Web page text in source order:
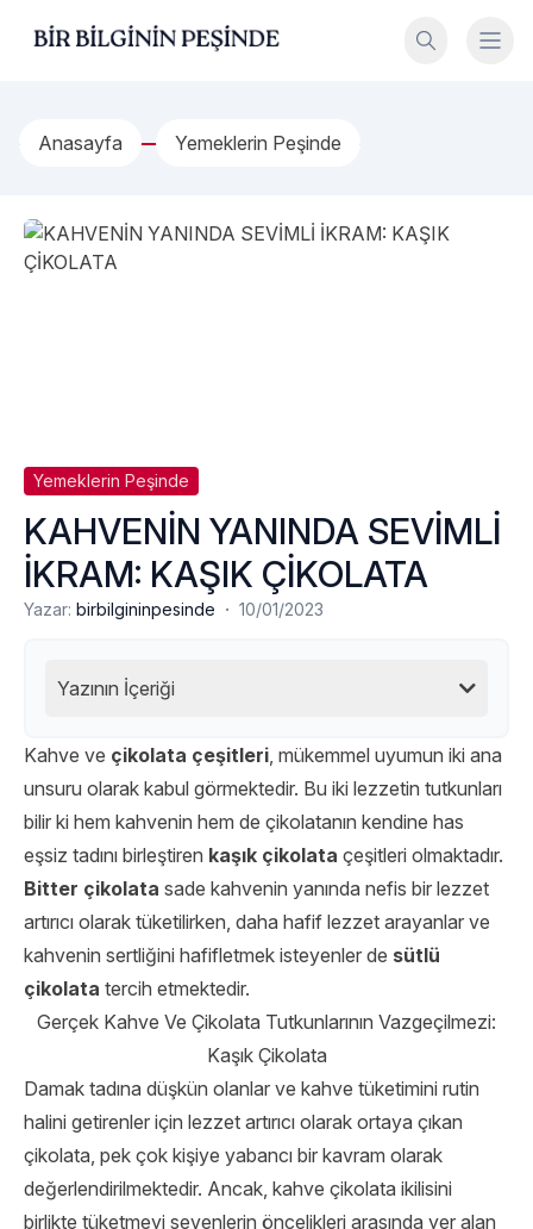
Bir Bilginin Peşinde!
Anasayfa Yemeklerin Peşinde
Yemeklerin Peşinde
KAHVENİN YANINDA SEVİMLİ
İKRAM: KAŞIK ÇİKOLATA
Yazar: birbilgininpesinde · 10/01/2023
Yazının İçeriği
Kahve ve çikolata çeşitleri, mükemmel uyumun iki ana
unsuru olarak kabul görmektedir. Bu iki lezzetin tutkunları
bilir ki hem kahvenin hem de çikolatanın kendine has
eşsiz tadını birleştiren kaşık çikolata çeşitleri olmaktadır.
Bitter çikolata sade kahvenin yanında nefis bir lezzet
artırıcı olarak tüketilirken, daha hafif lezzet arayanlar ve
kahvenin sertliğini hafifletmek isteyenler de sütlü
çikolata tercih etmektedir.
Gerçek Kahve Ve Çikolata Tutkunlarının Vazgeçilmezi:
Kaşık Çikolata
Damak tadına düşkün olanlar ve kahve tüketimini rutin
halini getirenler için lezzet artırıcı olarak ortaya çıkan
çikolata, pek çok kişiye yabancı bir kavram olarak
değerlendirilmektedir. Ancak, kahve çikolata ikilisini
birlikte tüketmeyi sevenlerin öncelikleri arasında yer alan